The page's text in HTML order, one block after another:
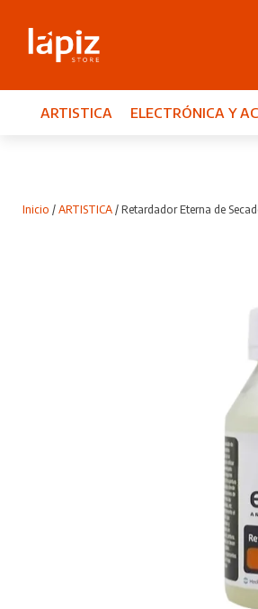
ARTISTICA ELECTRÓNICA Y
Inicio / ARTISTICA / Retardador Eterna de